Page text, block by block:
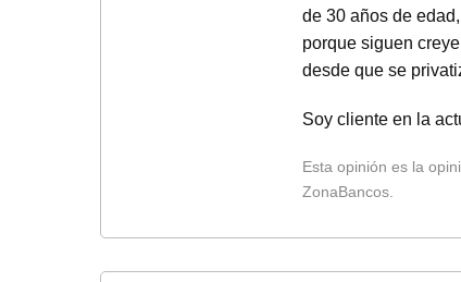
de 30 años de
porque siguen
desde que se
Soy cliente en la
Esta opinión es la
ZonaBancos.